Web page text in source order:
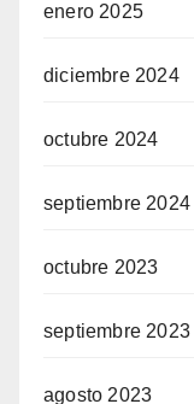
enero 2025
diciembre 2024
octubre 2024
septiembre 2024
octubre 2023
septiembre 2023
agosto 2023